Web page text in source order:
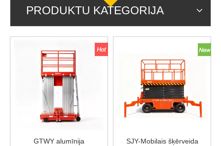
PRODUKTU KATEGORIJA
GTWY alumīnija
SJY-Mobilais šķērveida